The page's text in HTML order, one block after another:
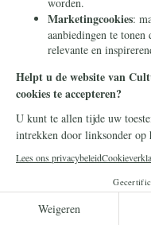
Geopolitiek
Deze
in Rusland
werden
in
Rusland werft
voor zijn oorlog